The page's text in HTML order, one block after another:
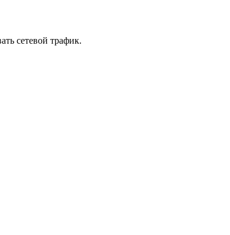
сетевой трафик.